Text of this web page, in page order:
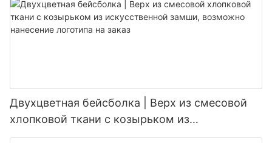
Двухцветная бейсболка | Верх из смесовой
хлопковой ткани с козырьком из
искусственной замши, возможно нанесение